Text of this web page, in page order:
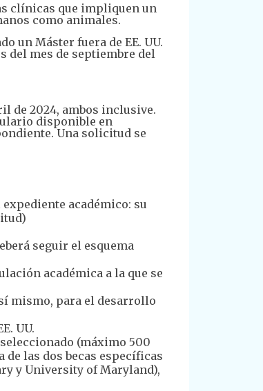
clínicas que impliquen un
como animales.
un Máster fuera de EE. UU.
del mes de septiembre del
de 2024, ambos inclusive.
disponible en
Una solicitud se
académico: su
seguir el esquema
académica a la que se
mismo, para el desarrollo
UU.
(máximo 500
de las dos becas específicas
y University of Maryland),